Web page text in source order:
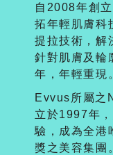
自2008年創
拓年輕肌膚科
提拉技術，解
針對肌膚及輪
年，年輕重現
Evvus所屬之
立於1997年
驗，成為全港
獎之美容集團